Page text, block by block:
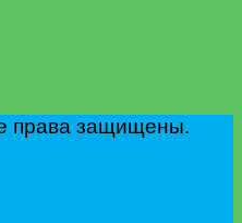
права защищены.